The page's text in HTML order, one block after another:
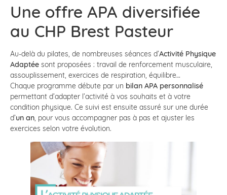
Une offre APA diversifiée
au CHP Brest Pasteur
Au-delà du pilates, de nombreuses séances d’Activité Physique
Adaptée sont proposées : travail de renforcement musculaire,
assouplissement, exercices de respiration, équilibre…
Chaque programme débute par un bilan APA personnalisé
permettant d’adapter l’activité à vos souhaits et à votre
condition physique. Ce suivi est ensuite assuré sur une durée
d’un an, pour vous accompagner pas à pas et ajuster les
exercices selon votre évolution.